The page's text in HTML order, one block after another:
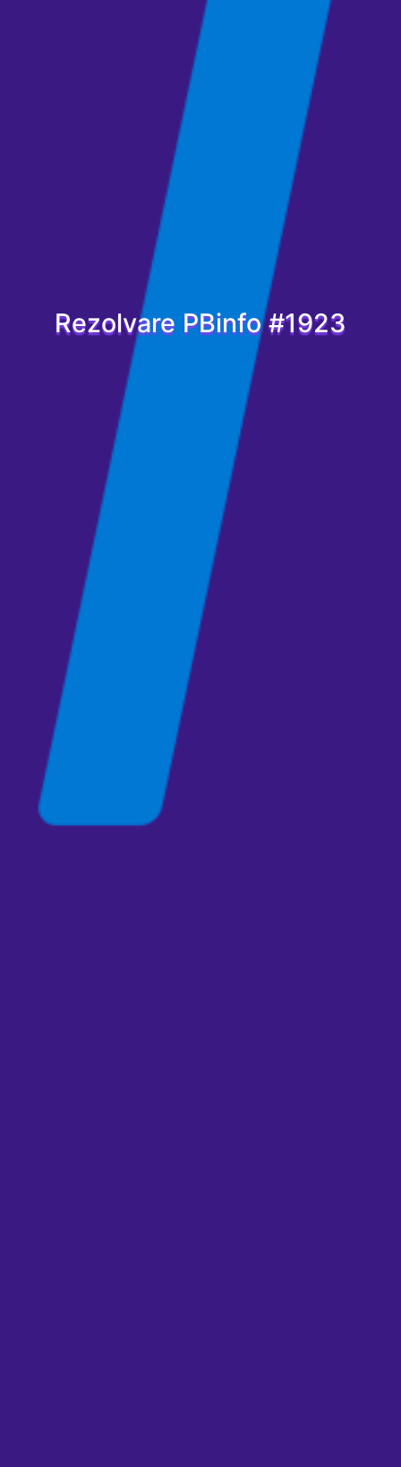
Rezolvare PBinfo #1923